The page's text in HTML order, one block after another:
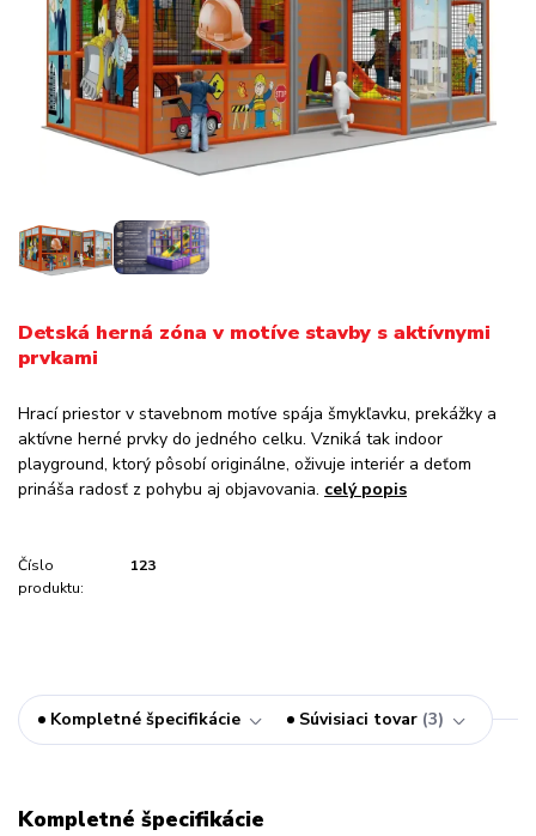
Detská herná zóna v motíve stavby s aktívnymi
prvkami
Hrací priestor v stavebnom motíve spája šmykľavku, prekážky a
aktívne herné prvky do jedného celku. Vzniká tak indoor
playground, ktorý pôsobí originálne, oživuje interiér a deťom
prináša radosť z pohybu aj objavovania. celý popis
Číslo
produktu:
123
Kompletné špecifikácie Súvisiaci tovar 3
Kompletné špecifikácie